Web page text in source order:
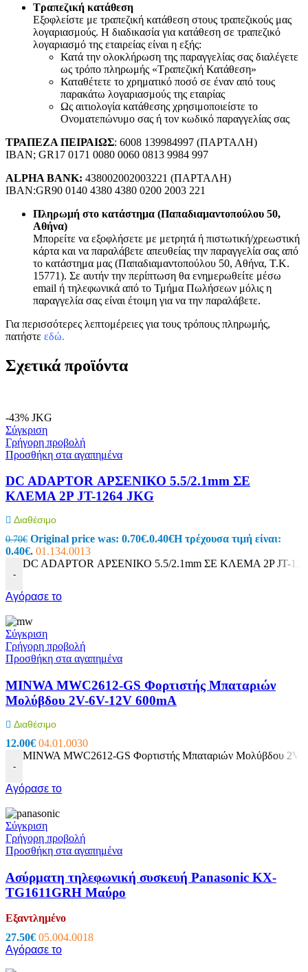
Τραπεζική κατάθεση
Εξοφλείστε με τραπεζική κατάθεση στους τραπεζικούς μας
λογαριασμούς. Η διαδικασία για κατάθεση σε τραπεζικό
λογαριασμό της εταιρείας είναι η εξής:
Κατά την ολοκλήρωση της παραγγελίας σας διαλέγετε
ως τρόπο πληρωμής «Τραπεζική Κατάθεση»
Καταθέτετε το χρηματικό ποσό σε έναν από τους
παρακάτω λογαριασμούς της εταιρίας
Ως αιτιολογία κατάθεσης χρησιμοποιείστε το
Ονοματεπώνυμο σας ή τον κωδικό παραγγελίας σας
ΤΡΑΠΕΖΑ ΠΕΙΡΑΙΩΣ: 6008 139984997 (ΠΑΡΤΑΛΗ)
IBAN; GR17 0171 0080 0060 0813 9984 997
ALPHA BANK: 438002002003221 (ΠΑΡΤΑΛΗ)
IBAN:GR90 0140 4380 4380 0200 2003 221
Πληρωμή στο κατάστημα (Παπαδιαμαντοπούλου 50,
Αθήνα)
Μπορείτε να εξοφλήσετε με μετρητά ή πιστωτική/χρεωστική
κάρτα και να παραλάβετε απευθείας την παραγγελία σας από
το κατάστημα μας (Παπαδιαμαντοπούλου 50, Αθήνα, Τ.Κ.
15771). Σε αυτήν την περίπτωση θα ενημερωθείτε μέσω
email ή τηλεφωνικά από το Τμήμα Πωλήσεων μόλις η
παραγγελία σας είναι έτοιμη για να την παραλάβετε.
Για περισσότερες λεπτομέρειες για τους τρόπους πληρωμής,
πατήστε εδώ.
Σχετικά προϊόντα
-43% JKG
Σύγκριση
Γρήγορη προβολή
Προσθήκη στα αγαπημένα
DC ADAPTOR ΑΡΣΕΝΙΚΟ 5.5/2.1mm ΣΕ
ΚΛΕΜΑ 2P JT-1264 JKG
Διαθέσιμο
0.70€ Original price was: 0.70€.0.40€Η τρέχουσα τιμή είναι:
0.40€. 01.134.0013
-
DC ADAPTOR ΑΡΣΕΝΙΚΟ 5.5/2.1mm ΣΕ ΚΛΕΜΑ 2P JT-
Αγόρασε το
Σύγκριση
Γρήγορη προβολή
Προσθήκη στα αγαπημένα
MINWA MWC2612-GS Φορτιστής Μπαταριών
Μολύβδου 2V-6V-12V 600mA
Διαθέσιμο
12.00€ 04.01.0030
-
MINWA MWC2612-GS Φορτιστής Μπαταριών Μολύβδου 2V-
Αγόρασε το
Σύγκριση
Γρήγορη προβολή
Προσθήκη στα αγαπημένα
Ασύρματη τηλεφωνική συσκευή Panasonic KX-
TG1611GRH Μαύρο
Εξαντλημένο
27.50€ 05.004.0018
Αγόρασε το